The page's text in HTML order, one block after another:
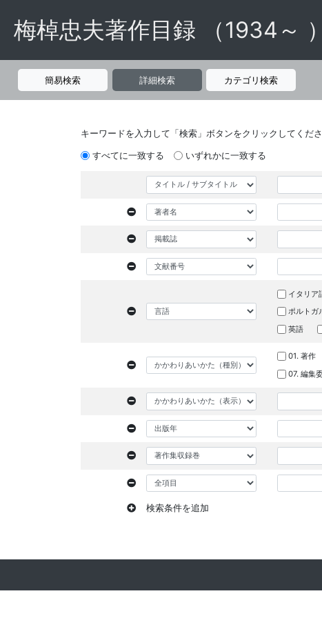
梅棹忠夫著作目録 （1934～ ）
簡易検索 詳細検索 カテゴリ検索
キーワードを入力して「検索」ボタンをクリックしてくださ
すべてに一致する
いずれかに一致する
イタリア
ポルトガ
英語
01. 著作
07. 編集
検索条件を追加